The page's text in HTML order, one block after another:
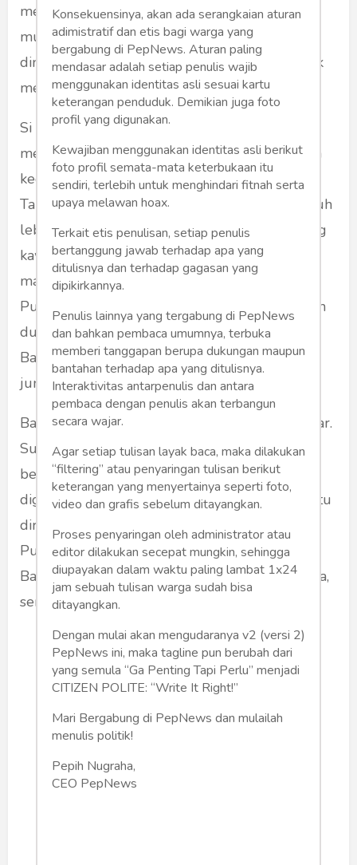
mencak-mencak dan menuduh Bawang Putih
munafik. Peristiwa penangkapan itu
dimanfaatkan benar oleh Bawang Merah untuk
menyindir dan mencaci maki Bawang Putih.
Si Bawang Merah ini sebenarnya sering
melakukan korupsi. Bawang Putih juga pernah
kedapatan. Memang agak ga beres itu rumah.
Tapi jumlah kasus korupsi Bawang Putih jauuuh
lebih kecil dari Bawang Merah. Namun seorang
kawan Bawang Merah berkoar-koar di media
masa bermaksud mempermalukan Bawang
Putih. Katanya, "Bawang Putih telah melahirkan
dua koruptor besar." Sementara kasus korupsi
Bawang Merah yang mencapai puluhan
jumlahnya tak diungkit-ungkit.
Bawang Merah ini terkenal dengan sikap barbar.
Suatu ketika ada koran lokal yang membuat
berita yang tak mengenakkan. Langsung
digeruduk oleh Bawang Merah. Kantor koran itu
dirusaknya. Tetapi ia malah menuduh Bawang
Putih radikal dan harus dibubarkan. Padahal
Bawang Putih suka menolong bila ada bencana,
sering melakukan bakti sosial, dll.
Bawang Merah ini suka
mendadak berpenampilan
agamis bila mendekati
pemilu/pilkada/pilpres.
Sementara Bawang Putih
konsisten dengan jilbabnya.
Konsekuensinya, akan ada serangkaian aturan
adimistratif dan etis bagi warga yang
bergabung di PepNews. Aturan paling
mendasar adalah setiap penulis wajib
menggunakan identitas asli sesuai kartu
keterangan penduduk. Demikian juga foto
profil yang digunakan.
Kewajiban menggunakan identitas asli berikut
foto profil semata-mata keterbukaan itu
sendiri, terlebih untuk menghindari fitnah serta
upaya melawan hoax.
Terkait etis penulisan, setiap penulis
bertanggung jawab terhadap apa yang
ditulisnya dan terhadap gagasan yang
dipikirkannya.
Penulis lainnya yang tergabung di PepNews
dan bahkan pembaca umumnya, terbuka
memberi tanggapan berupa dukungan maupun
bantahan terhadap apa yang ditulisnya.
Interaktivitas antarpenulis dan antara
pembaca dengan penulis akan terbangun
secara wajar.
Agar setiap tulisan layak baca, maka dilakukan
“filtering” atau penyaringan tulisan berikut
keterangan yang menyertainya seperti foto,
video dan grafis sebelum ditayangkan.
Proses penyaringan oleh administrator atau
editor dilakukan secepat mungkin, sehingga
diupayakan dalam waktu paling lambat 1x24
jam sebuah tulisan warga sudah bisa
ditayangkan.
Dengan mulai akan mengudaranya v2 (versi 2)
PepNews ini, maka tagline pun berubah dari
yang semula “Ga Penting Tapi Perlu” menjadi
CITIZEN POLITE: “Write It Right!”
Mari Bergabung di PepNews dan mulailah
menulis politik!
Pepih Nugraha,
CEO PepNews